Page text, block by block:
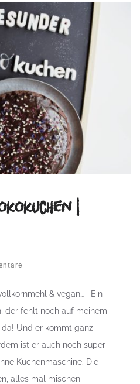
|
& vegan… Ein
der fehlt noch auf meinem
Und er kommt ganz
ist er auch noch super
Küchenmaschine. Die
alles mal mischen